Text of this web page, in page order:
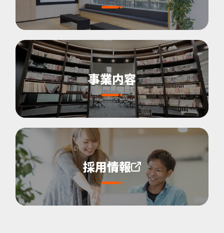
事業内容
採用情報